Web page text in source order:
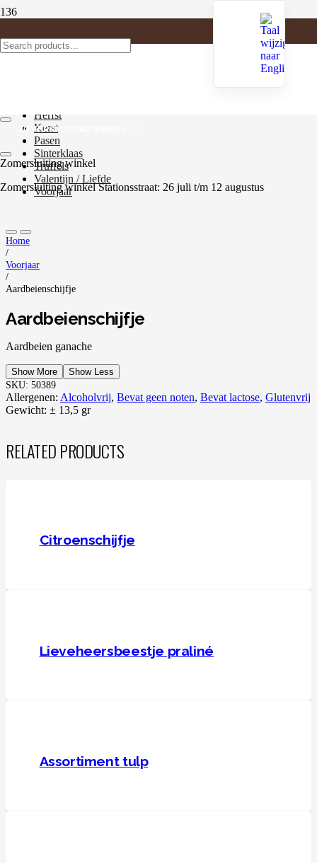
ZOMERSLUITING WINKEL
Zomersluiting winkel
Zomersluiting winkel Stationsstraat: 26 juli t/m 12 augustus
Herfst
Kerst
Pasen
Sinterklaas
Truffels
Valentijn / Liefde
Voorjaar
Home
/
Voorjaar
/
Aardbeienschijfje
Aardbeienschijfje
Aardbeien ganache
Show More Show Less
SKU: 50389
Allergenen: Alcoholvrij, Bevat geen noten, Bevat lactose, Glutenvrij
Gewicht: ± 13,5 gr
RELATED PRODUCTS
Citroenschijfje
Lieveheersbeestje praliné
Assortiment tulp